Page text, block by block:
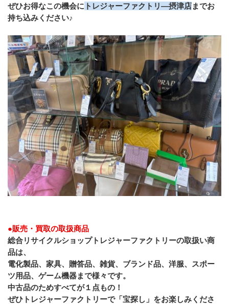
ぜひお得なこの機会に トレジャーファクトリ―摂津店までお
持ち込みください♪
●販売・買取の取扱商品
総合リサイクルショップトレジャーファクトリーの取扱い商
品は、
電化製品、家具、贈答品、雑貨、ブランド品、洋服、スポー
ツ用品、ゲーム機器まで様々です。
﻿中古品のためすべてが１点もの！
ぜひトレジャーファクトリーで「宝探し」をお楽しみくださ